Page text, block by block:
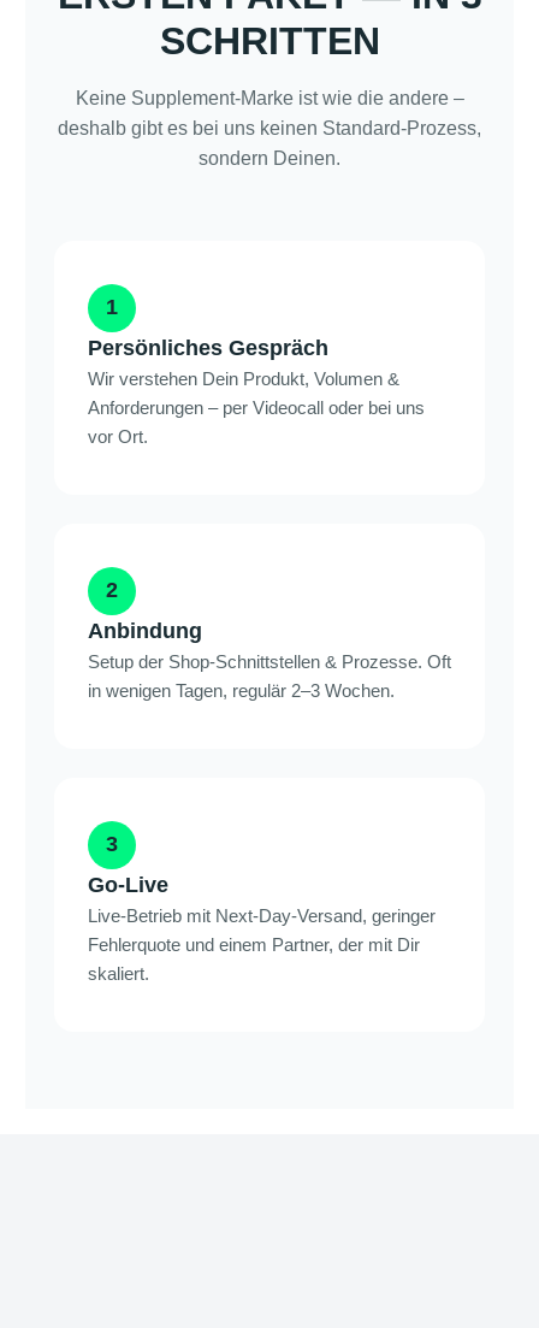
SCHRITTEN
Keine Supplement-Marke ist wie die andere –
deshalb gibt es bei uns keinen Standard-Prozess,
sondern Deinen.
1
Persönliches Gespräch
Wir verstehen Dein Produkt, Volumen &
Anforderungen – per Videocall oder bei uns
vor Ort.
2
Anbindung
Setup der Shop-Schnittstellen & Prozesse. Oft
in wenigen Tagen, regulär 2–3 Wochen.
3
Go-Live
Live-Betrieb mit Next-Day-Versand, geringer
Fehlerquote und einem Partner, der mit Dir
skaliert.